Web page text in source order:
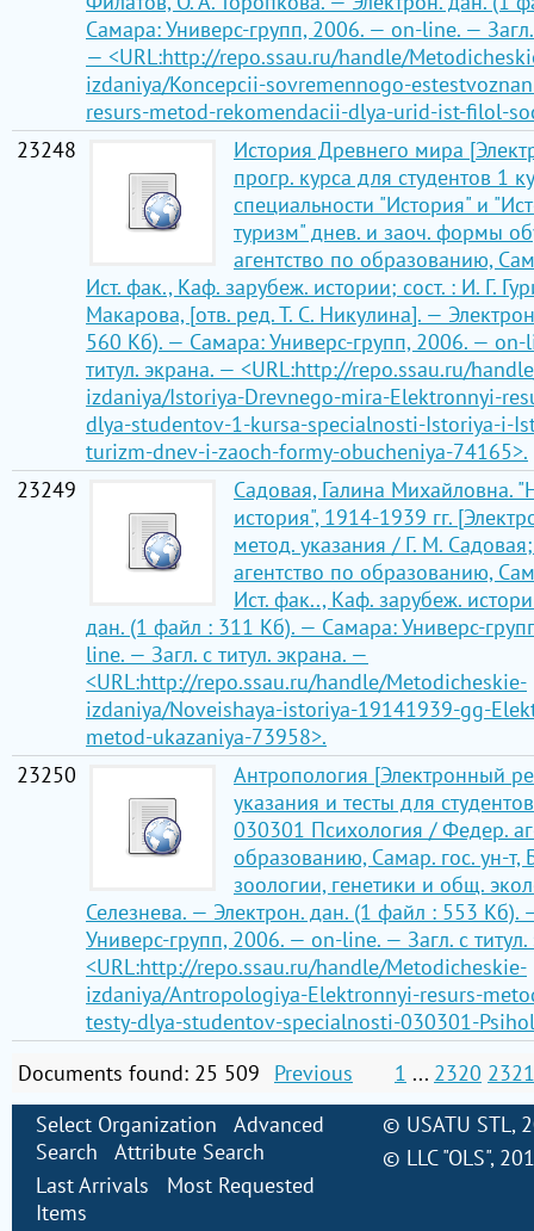
Самара: Универс-групп, 2006. — on-line. — Загл.
— <URL:http://repo.ssau.ru/handle/
izdaniya/Koncepcii-sovremennogo-
resurs-metod-rekomendacii-dlya-urid-ist-filol-
23248
История Древнего мира
прогр. курса для студентов 1
специальности "История" и
туризм" днев. и заоч. формы
агентство по образованию,
Ист. фак., Каф. зарубеж. истории; сост. : И. Г.
Макарова, [отв. ред. Т. С. Никулина]. —
560 Кб). — Самара: Универс-групп, 2006. — on-
титул. экрана. — <URL:http://repo.ssau.ru/
izdaniya/Istoriya-Drevnego-mira-Elektronnyi-
dlya-studentov-1-kursa-specialnosti-Istoriya-i-
turizm-dnev-i-zaoch-formy-obucheniya-74165>.
23249
Садовая, Галина Михайловна.
история", 1914-1939 гг.
метод. указания / Г. М.
агентство по образованию,
Ист. фак.., Каф. зарубеж.
дан. (1 файл : 311 Кб). — Самара: Универс-
line. — Загл. с титул. экрана. —
<URL:http://repo.ssau.ru/handle/Metodicheskie-
izdaniya/Noveishaya-istoriya-19141939-gg-
metod-ukazaniya-73958>.
23250
Антропология [Электронный
указания и тесты для
030301 Психология / Федер.
образованию, Самар. гос. ун-т,
зоологии, генетики и общ.
Селезнева. — Электрон. дан. (1 файл : 553 Кб).
Универс-групп, 2006. — on-line. — Загл. с
<URL:http://repo.ssau.ru/handle/Metodicheskie-
izdaniya/Antropologiya-Elektronnyi-resurs-
testy-dlya-studentov-specialnosti-030301-
Documents found: 25 509
Previous 1 ... 2320 2321
Select Organization
Advanced
Search
Attribute Search
Last Arrivals
Most Requested
Items
© USATU STL,
© LLC "OLS",